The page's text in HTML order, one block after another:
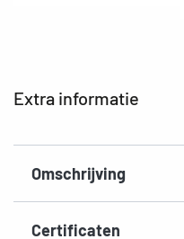
Extra informatie
Omschrijving
Certificaten